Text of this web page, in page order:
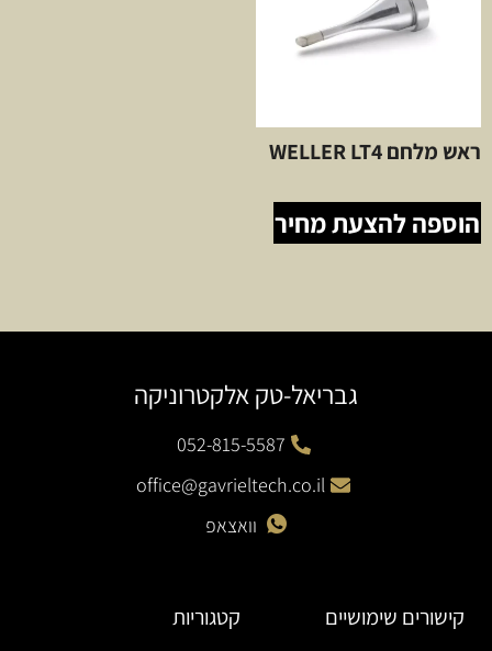
ראש מלחם WELLER LT4
הוספה להצעת מחיר
גבריאל-טק אלקטרוניקה
052-815-5587
office@gavrieltech.co.il
וואצאפ
קישורים שימושיים קטגוריות